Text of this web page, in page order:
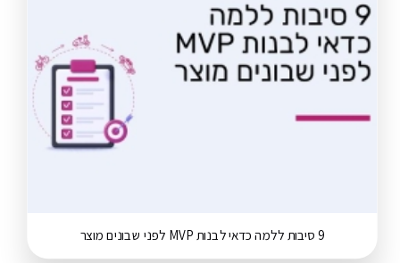
9 סיבות ללמה כדאי לבנות MVP לפני שבונים מוצר